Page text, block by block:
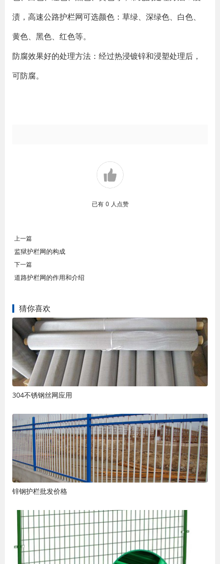
渍，高速公路护栏网可选颜色：草绿、深绿色、白色、
黄色、黑色、红色等。
防腐效果好的处理方法：经过热浸镀锌和浸塑处理后，
可防腐。
已有 0 人点赞
上一篇
监狱护栏网的构成
下一篇
道路护栏网的作用和介绍
猜你喜欢
304不锈钢丝网应用
锌钢护栏批发价格